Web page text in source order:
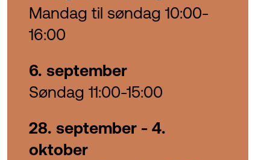
Mandag til søndag 10:00-
16:00
6. september
Søndag 11:00-15:00
28. september - 4.
oktober